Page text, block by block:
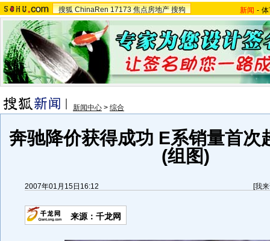
搜狐 ChinaRen 17173 焦点房地产 搜狗 新闻 -
新闻中心 > 综合
奔驰降价获得成功 E系销量首次
(组图)
2007年01月15日16:12 [我
来源：千龙网